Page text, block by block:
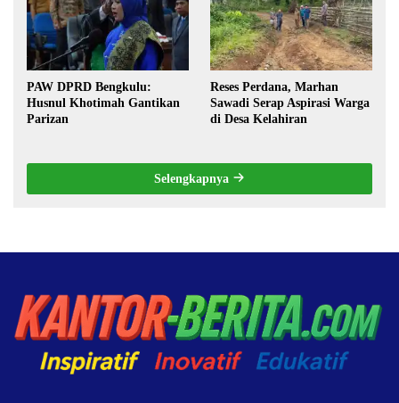
PAW DPRD Bengkulu:
Husnul Khotimah Gantikan
Parizan
Reses Perdana, Marhan
Sawadi Serap Aspirasi Warga
di Desa Kelahiran
Selengkapnya